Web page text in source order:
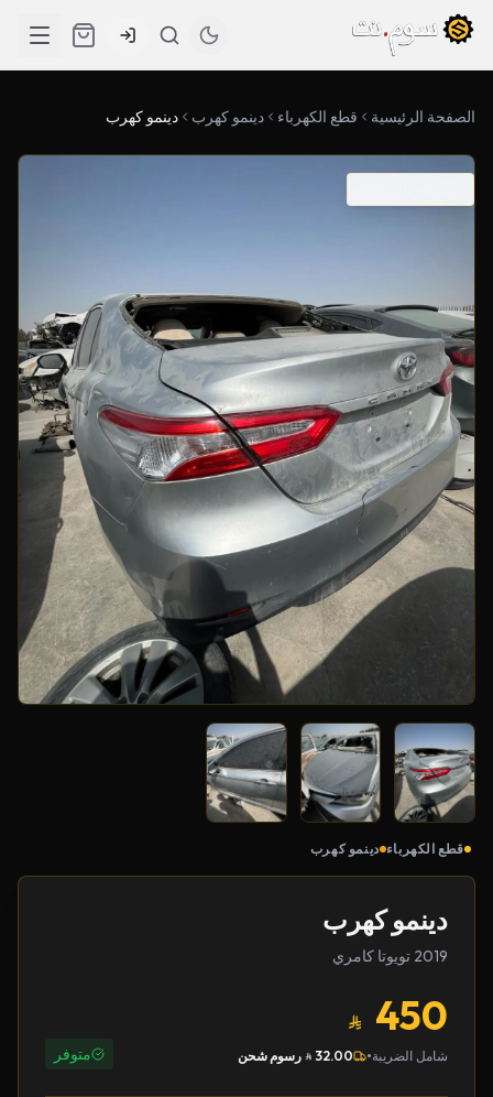
الصفحة الرئيسية قطع الكهرباء دينمو كهرب دينمو كهرب
قطع الكهرباء دينمو كهرب
دينمو كهرب
2019 تويوتا كامري
450
شامل الضريبة•
32.00 رسوم شحن متوفر